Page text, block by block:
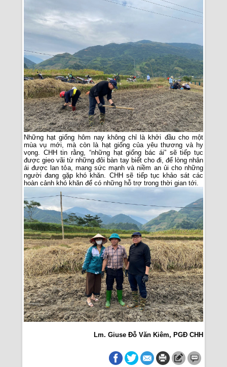
Những hạt giống hôm nay không chỉ là khởi đầu cho một
mùa vụ mới, mà còn là hạt giống của yêu thương và hy
vọng. CHH tin rằng, “những hạt giống bác ái” sẽ tiếp tục
được gieo vãi từ những đôi bàn tay biết cho đi, để lòng nhân
ái được lan tỏa, mang sức mạnh và niềm an ủi cho những
người đang gặp khó khăn. CHH sẽ tiếp tục khảo sát các
hoàn cảnh khó khăn để có những hỗ trợ trong thời gian tới.
Lm. Giuse Đỗ Văn Kiêm, PGĐ CHH